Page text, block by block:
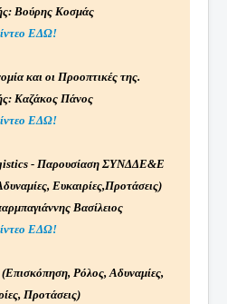
Βούρης Κοσμάς
ΕΔΩ!
και οι Προοπτικές της.
Καζάκος Πάνος
ΕΔΩ!
- Παρουσίαση ΣΥΝΔΔΕ&Ε
Ευκαιρίες,Προτάσεις)
Βασίλειος
ΕΔΩ!
Ρόλος, Αδυναμίες,
Προτάσεις)